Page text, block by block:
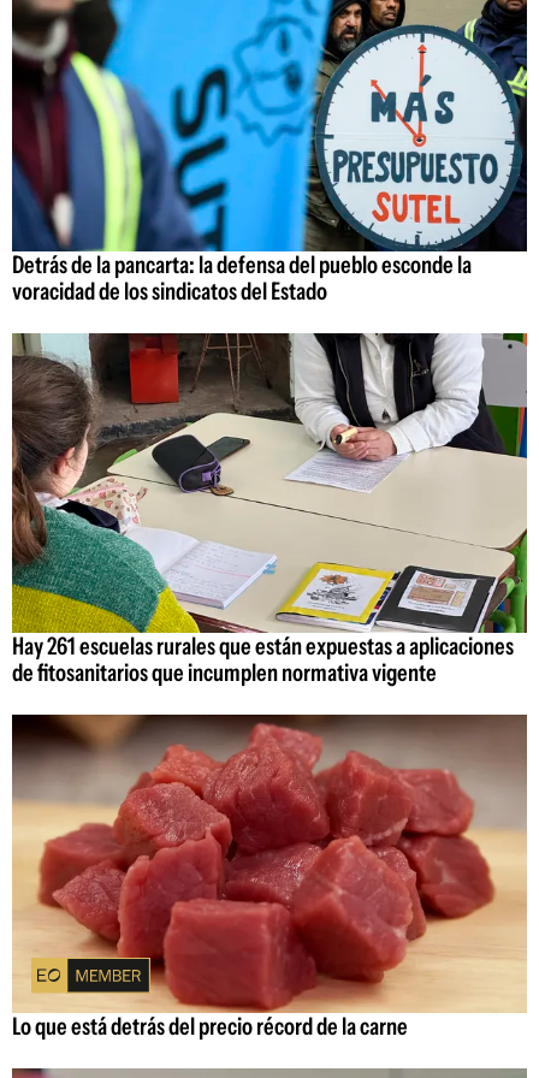
Detrás de la pancarta: la defensa del pueblo esconde la
voracidad de los sindicatos del Estado
Hay 261 escuelas rurales que están expuestas a aplicaciones
de fitosanitarios que incumplen normativa vigente
Lo que está detrás del precio récord de la carne